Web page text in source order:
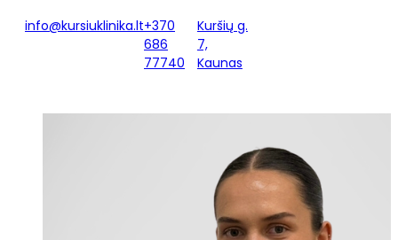
info@kursiuklinika.lt+370
686
77740
Kuršių g.
7,
Kaunas
AUSTĖJA ČESNAUSKAITĖ –
NAUJOJI VAIKŲ IR
PAAUGLIŲ MEDICINOS